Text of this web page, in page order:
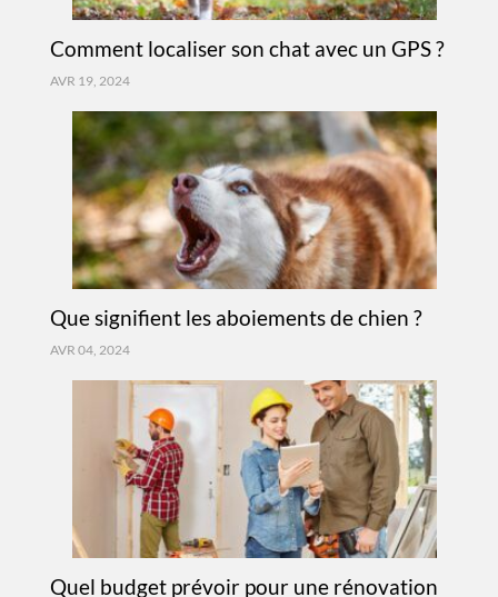
Comment localiser son chat avec un GPS ?
AVR 19, 2024
Que signifient les aboiements de chien ?
AVR 04, 2024
Quel budget prévoir pour une rénovation